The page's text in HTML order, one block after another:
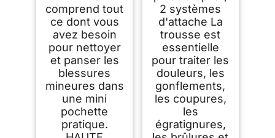
comprend tout
ce dont vous
avez besoin
pour nettoyer
et panser les
blessures
mineures dans
une mini
pochette
pratique.
2 systèmes
d'attache La
trousse est
essentielle
pour traiter les
douleurs, les
gonflements,
les coupures,
les
égratignures,